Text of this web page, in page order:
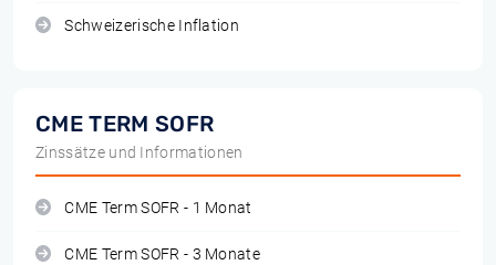
Schweizerische Inflation
CME TERM SOFR
Zinssätze und Informationen
CME Term SOFR - 1 Monat
CME Term SOFR - 3 Monate